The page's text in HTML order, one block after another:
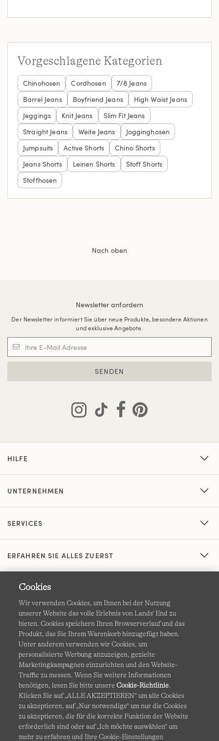
Vorgeschlagene Kategorien
Chinohosen Cordhosen
7/8 Jeans
Barrel Jeans
Boyfriend Jeans
High Waist Jeans
Jeggings
Knit Jeans
Slim Fit Jeans
Straight Jeans
Weite Jeans
Jogginghosen
Jumpsuits
Active Shorts
Chino Shorts
Jeans Shorts
Leinen Shorts
Stoff Shorts
Stoffhosen
Nach oben
Newsletter anfordern
Der Newsletter informiert Sie über neue Produkte, besondere Aktionen
und exklusive Angebote.
SENDEN
HILFE
UNTERNEHMEN
SERVICES
ERFAHREN SIE ALLES ZUERST
AGB Datenschutz & Sicherheit
Cookies Ich möchte auswählen Barrierefreiheit
Site Map Internationale Websites
Diese Website ist durch reCAPTCHA geschützt. Es gelten die
Datenschutzerklärung undNutzungsbedingungenvon
Google.
Cookies
Wir verwenden Cookies, um Ihnen bei der Nutzung
unserer Website das volle Erlebnis von Lands' End zu
bieten. Cookies speichern Ihren Browserverlauf und das
Produkt, das Sie Ihrem Warenkorb hinzugefügt haben.
Unter anderem verwenden wir Cookies, um
personalisierte Werbung anzuzeigen, gezielte
Marketingkampagnen einzurichten und den Website-
Traffic zu messen. Wenn Sie weitere Informationen
benötigen, lesen Sie bitte unsereCookie-Richtlinie.
Klicken Sie auf „ALLE AKZEPTIEREN“ um alle Cookies
zu akzeptieren, auf „Nur notwendige“ um nur die Cookies
zu akzeptieren, die für die korrekte Funktion der Website
erforderlich sind oder auf „Ich möchte auswählen“ um
mehr zu erfahren und Ihre Cookie-Einstellungen